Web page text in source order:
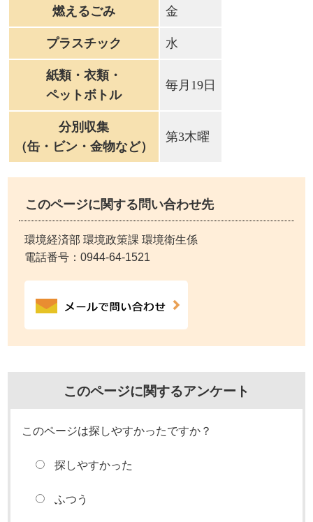
燃えるごみ 金
プラスチック 水
紙類・衣類・
ペットボトル
毎月19日
分別収集
（缶・ビン・金物など）
第3木曜
このページに関する問い合わせ先
環境経済部 環境政策課 環境衛生係
電話番号：0944-64-1521
このページに関するアンケート
このページは探しやすかったですか？
探しやすかった
ふつう